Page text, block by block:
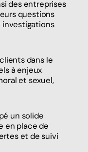
des entreprises
questions
dans le
à enjeux
et sexuel,
un solide
en place de
et de suivi